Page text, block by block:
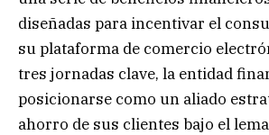
diseñadas para incentivar el
su plataforma de comercio
tres jornadas clave, la entidad
posicionarse como un aliado
ahorro de sus clientes bajo el